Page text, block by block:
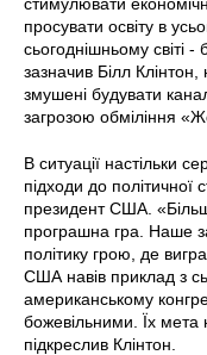
просувати освіту в
сьогоднішньому світі -
зазначив Білл
змушені будувати
загрозою обміління
В ситуації настільки
підходи до політичної
президент США.
програшна гра. Наше
політику грою, де
США навів приклад з
американському
божевільними. Їх мета
підкреслив Клінтон.